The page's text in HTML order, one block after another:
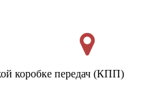
коробке передач (КПП)